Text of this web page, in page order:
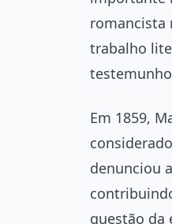
romancista
trabalho
Em 1859,
denunciou
questão da